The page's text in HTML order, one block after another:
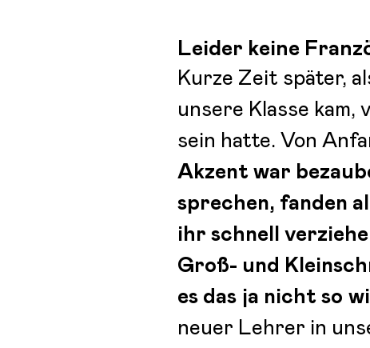
Leider keine
Kurze Zeit später,
unsere Klasse
sein hatte. Von
Akzent war
sprechen, fanden
ihr schnell
Groß- und
es das ja nicht so
neuer Lehrer in